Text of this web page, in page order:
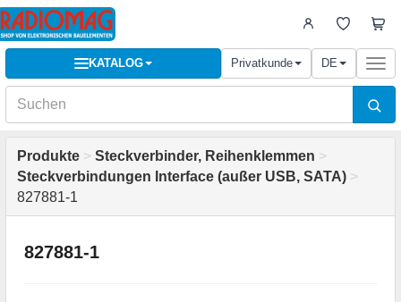
KATALOG Privatkunde DE
Produkte > Steckverbinder, Reihenklemmen >
Steckverbindungen Interface (außer USB, SATA) >
827881-1
827881-1